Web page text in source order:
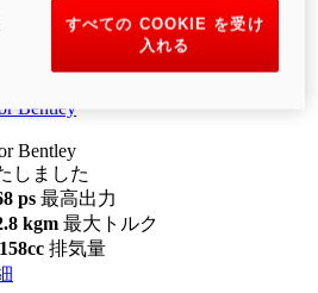
kgm
最大トルク
装備重量（燃料を除く）
Bentley
Bentley
しました
ps 最高出力
kgm 最大トルク
排気量
すべての COOKIE を受け
入れる